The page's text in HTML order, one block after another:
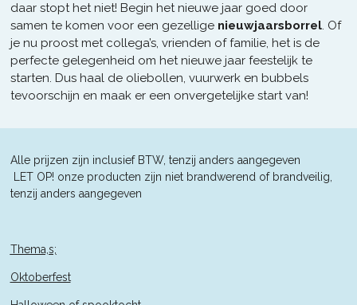
daar stopt het niet! Begin het nieuwe jaar goed door
samen te komen voor een gezellige nieuwjaarsborrel. Of
je nu proost met collega’s, vrienden of familie, het is de
perfecte gelegenheid om het nieuwe jaar feestelijk te
starten. Dus haal de oliebollen, vuurwerk en bubbels
tevoorschijn en maak er een onvergetelijke start van!
Alle prijzen zijn inclusief BTW, tenzij anders aangegeven
ET OP! onze producten zijn niet brandwerend of brandveilig,
tenzij anders aangegeven
Thema,s;
Oktoberfest